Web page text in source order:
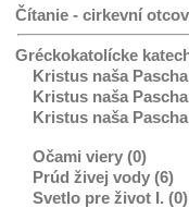
Čítanie - cirkevní
Gréckokatolícke
Kristus naša
Kristus naša
Kristus naša
Očami viery (0)
Prúd živej vody (6)
Svetlo pre život I. (0)